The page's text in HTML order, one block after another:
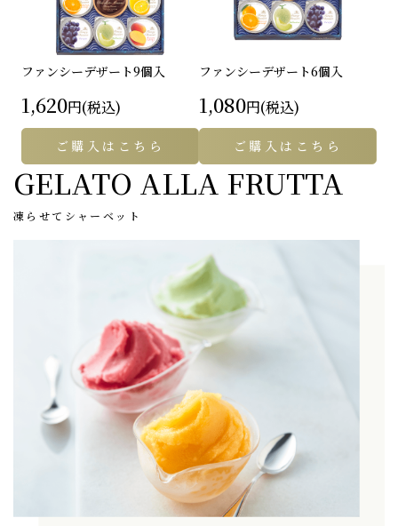
ファンシーデザート9個入
1,620円(税込)
ご購入はこちら
ファンシーデザート6個入
1,080円(税込)
ご購入はこちら
GELATO ALLA FRUTTA
凍らせてシャーベット